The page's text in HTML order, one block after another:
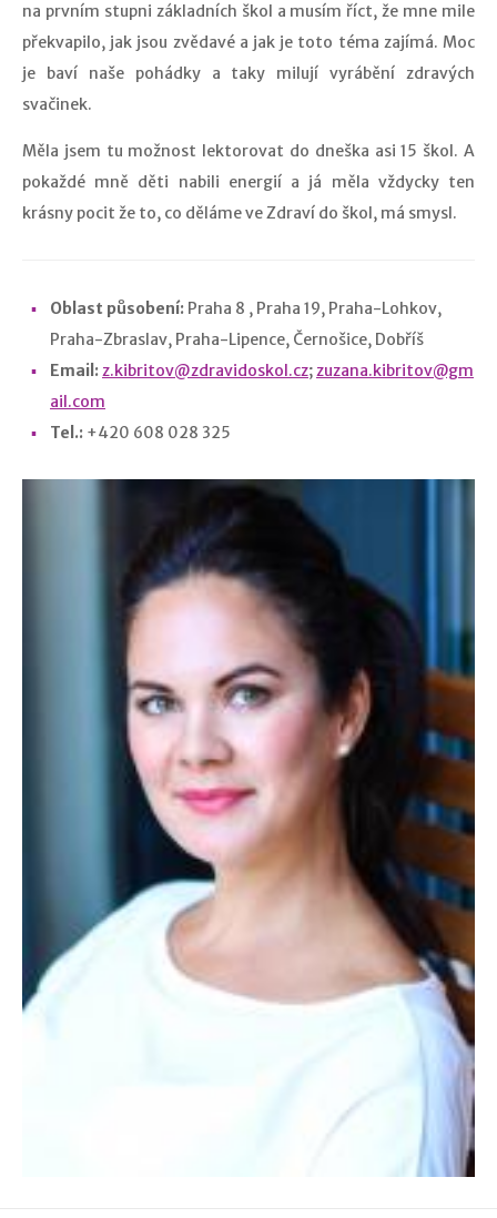
na prvním stupni základních škol a musím říct, že mne mile
překvapilo, jak jsou zvědavé a jak je toto téma zajímá. Moc
je baví naše pohádky a taky milují vyrábění zdravých
svačinek.
Měla jsem tu možnost lektorovat do dneška asi 15 škol. A
pokaždé mně děti nabili energií a já měla vždycky ten
krásny pocit že to, co děláme ve Zdraví do škol, má smysl.
Oblast působení: Praha 8 , Praha 19, Praha-Lohkov,
Praha-Zbraslav, Praha-Lipence, Černošice, Dobříš
Email:z.kibritov@zdravidoskol.cz;zuzana.kibritov@gm
ail.com
Tel.: +420 608 028 325